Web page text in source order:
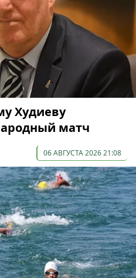
Худиеву
матч
06 АВГУСТА 2026 21:08